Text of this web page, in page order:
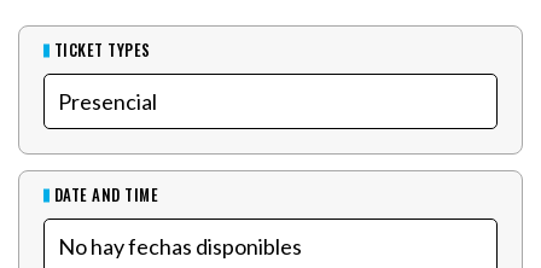
TICKET TYPES
DATE AND TIME